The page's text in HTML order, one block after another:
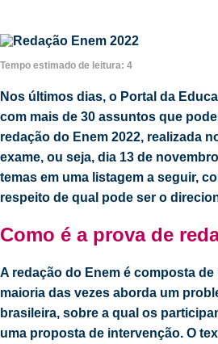
Tempo estimado de leitura: 4
Nos últimos dias, o Portal da
com mais de 30 assuntos que
redação do Enem 2022, realizada
exame, ou seja, dia 13 de
temas em uma listagem a seguir,
respeito de qual pode ser o
Como é a prova de
A redação do Enem é composta
maioria das vezes aborda um
brasileira, sobre a qual os
uma proposta de intervenção. O